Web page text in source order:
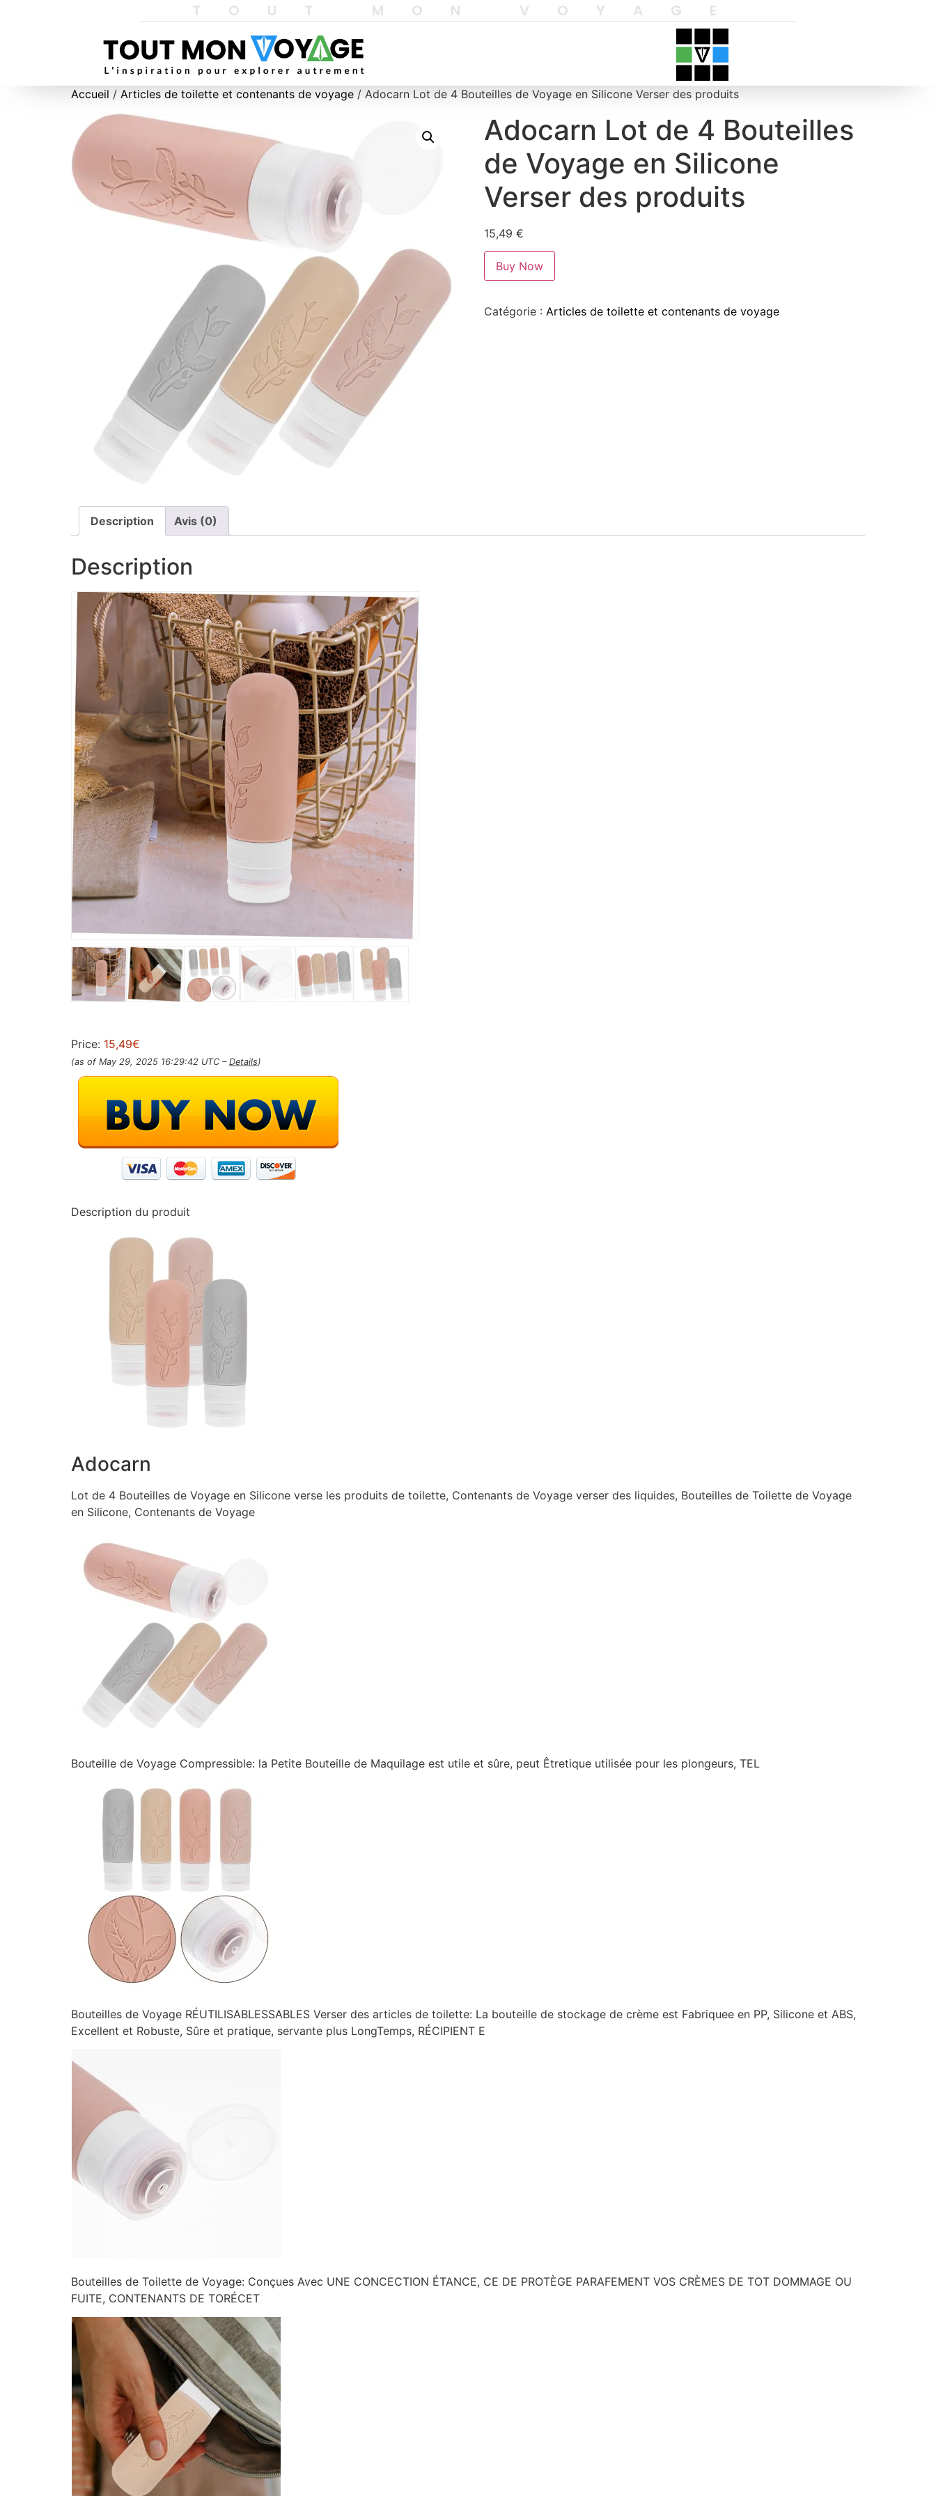
TOUT MON VOYAGE
Accueil / Articles de toilette et contenants de voyage / Adocarn Lot de 4 Bouteilles de Voyage en Silicone Verser des produits
Adocarn Lot de 4 Bouteilles
de Voyage en Silicone
Verser des produits
15,49 €
Buy Now
Catégorie : Articles de toilette et contenants de voyage
Description Avis (0)
Description
Price: 15,49€
(as of May 29, 2025 16:29:42 UTC – Details)
Description du produit
Adocarn
Lot de 4 Bouteilles de Voyage en Silicone verse les produits de toilette, Contenants de Voyage verser des liquides, Bouteilles de Toilette de Voyage
en Silicone, Contenants de Voyage
Bouteille de Voyage Compressible: la Petite Bouteille de Maquilage est utile et sûre, peut Êtretique utilisée pour les plongeurs, TEL
Bouteilles de Voyage RÉUTILISABLESSABLES Verser des articles de toilette: La bouteille de stockage de crème est Fabriquee en PP, Silicone et ABS,
Excellent et Robuste, Sûre et pratique, servante plus LongTemps, RÉCIPIENT E
Bouteilles de Toilette de Voyage: Conçues Avec UNE CONCECTION ÉTANCE, CE DE PROTÈGE PARAFEMENT VOS CRÈMES DE TOT DOMMAGE OU
FUITE, CONTENANTS DE TORÉCET